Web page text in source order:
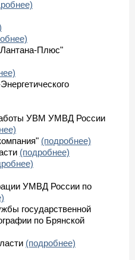
Плюс"
УВМ УМВД России
(подробнее)
(подробнее)
УМВД России по
государственной
по Брянской
(подробнее)